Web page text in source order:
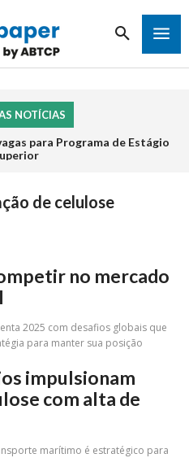
NOTÍCIAS
para Programa de Estágio
de celulose
no mercado
2025 com desafios globais que
para manter sua posição
impulsionam
com alta de
marítimo é estratégico para